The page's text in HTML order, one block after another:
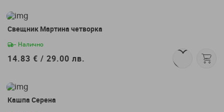
Свещник Мартина четворка
- Налично
14.83 € / 29.00 лв.
Кашпа Серена